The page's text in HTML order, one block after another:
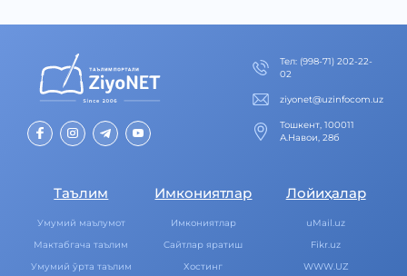
Тел: (998-71) 202-22-
02
ziyonet@uzinfocom.uz
Тошкент, 100011
А.Навои, 28б
Таълим
Умумий маълумот
Мактабгача таълим
Умумий ўрта таълим
Имкониятлар
Имкониятлар
Cайтлар яратиш
Хостинг
Лойиҳалар
uMail.uz
Fikr.uz
WWW.UZ